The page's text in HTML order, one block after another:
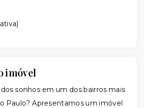
)
imóvel
sonhos em um dos bairros mais
Paulo? Apresentamos um imóvel